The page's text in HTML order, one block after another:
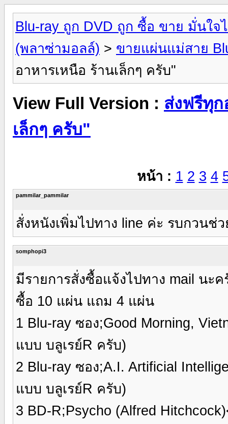
Blu-ray ถูก DVD ถูก ซื้อ ขาย มั่นใจ
(พลาซ่ามอลล์) > ขายแผ่นแม่สาย
อาหารเหนือ ร้านเล็กๆ ครับ"
View Full Version : ส่งฟรีทุก
เล็กๆ ครับ"
หน้า : 1 2 3 4
pammilar_pammilar
สั่งหนังเพิ่มไปทาง line ค่ะ รบกวนช่
somphopi3
มีรายการสั่งซื้อแจ้งไปทาง mail นะค
ซื้อ 10 แผ่น แถม 4 แผ่น
1 Blu-ray ซอง;Good Morning,
แบบ บลูเรย์R ครับ)
2 Blu-ray ซอง;A.I. Artificial
แบบ บลูเรย์R ครับ)
3 BD-R;Psycho (Alfred